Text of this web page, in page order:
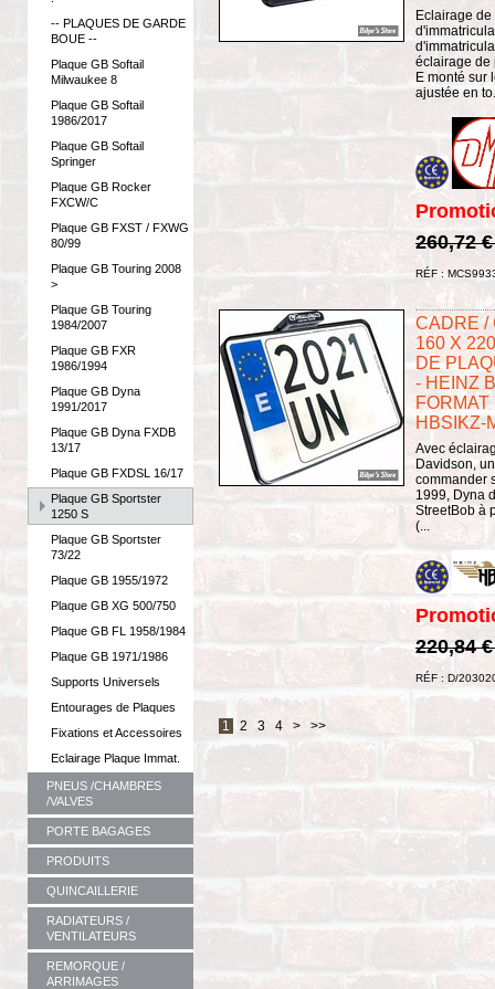
-- PLAQUES DE GARDE
BOUE --
Plaque GB Softail
Milwaukee 8
Plaque GB Softail
1986/2017
Plaque GB Softail
Springer
Plaque GB Rocker
FXCW/C
Plaque GB FXST / FXWG
80/99
Plaque GB Touring 2008
>
Plaque GB Touring
1984/2007
Plaque GB FXR
1986/1994
Plaque GB Dyna
1991/2017
Plaque GB Dyna FXDB
13/17
Plaque GB FXDSL 16/17
Plaque GB Sportster
1250 S
Plaque GB Sportster
73/22
Plaque GB 1955/1972
Plaque GB XG 500/750
Plaque GB FL 1958/1984
Plaque GB 1971/1986
Supports Universels
Entourages de Plaques
Fixations et Accessoires
Eclairage Plaque Immat.
PNEUS /CHAMBRES
/VALVES
PORTE BAGAGES
PRODUITS
QUINCAILLERIE
RADIATEURS /
VENTILATEURS
REMORQUE /
ARRIMAGES
Eclairage
éclairage de
E monté sur
ajustée en
260,72
RÉF :
CADRE /
160 X
DE
- HEINZ
FORMAT
HBSIKZ-
Avec
Davidson,
commander
1999, Dyna
StreetBob à
(...
220,84
RÉF : D/
1 2 3 4 > >>